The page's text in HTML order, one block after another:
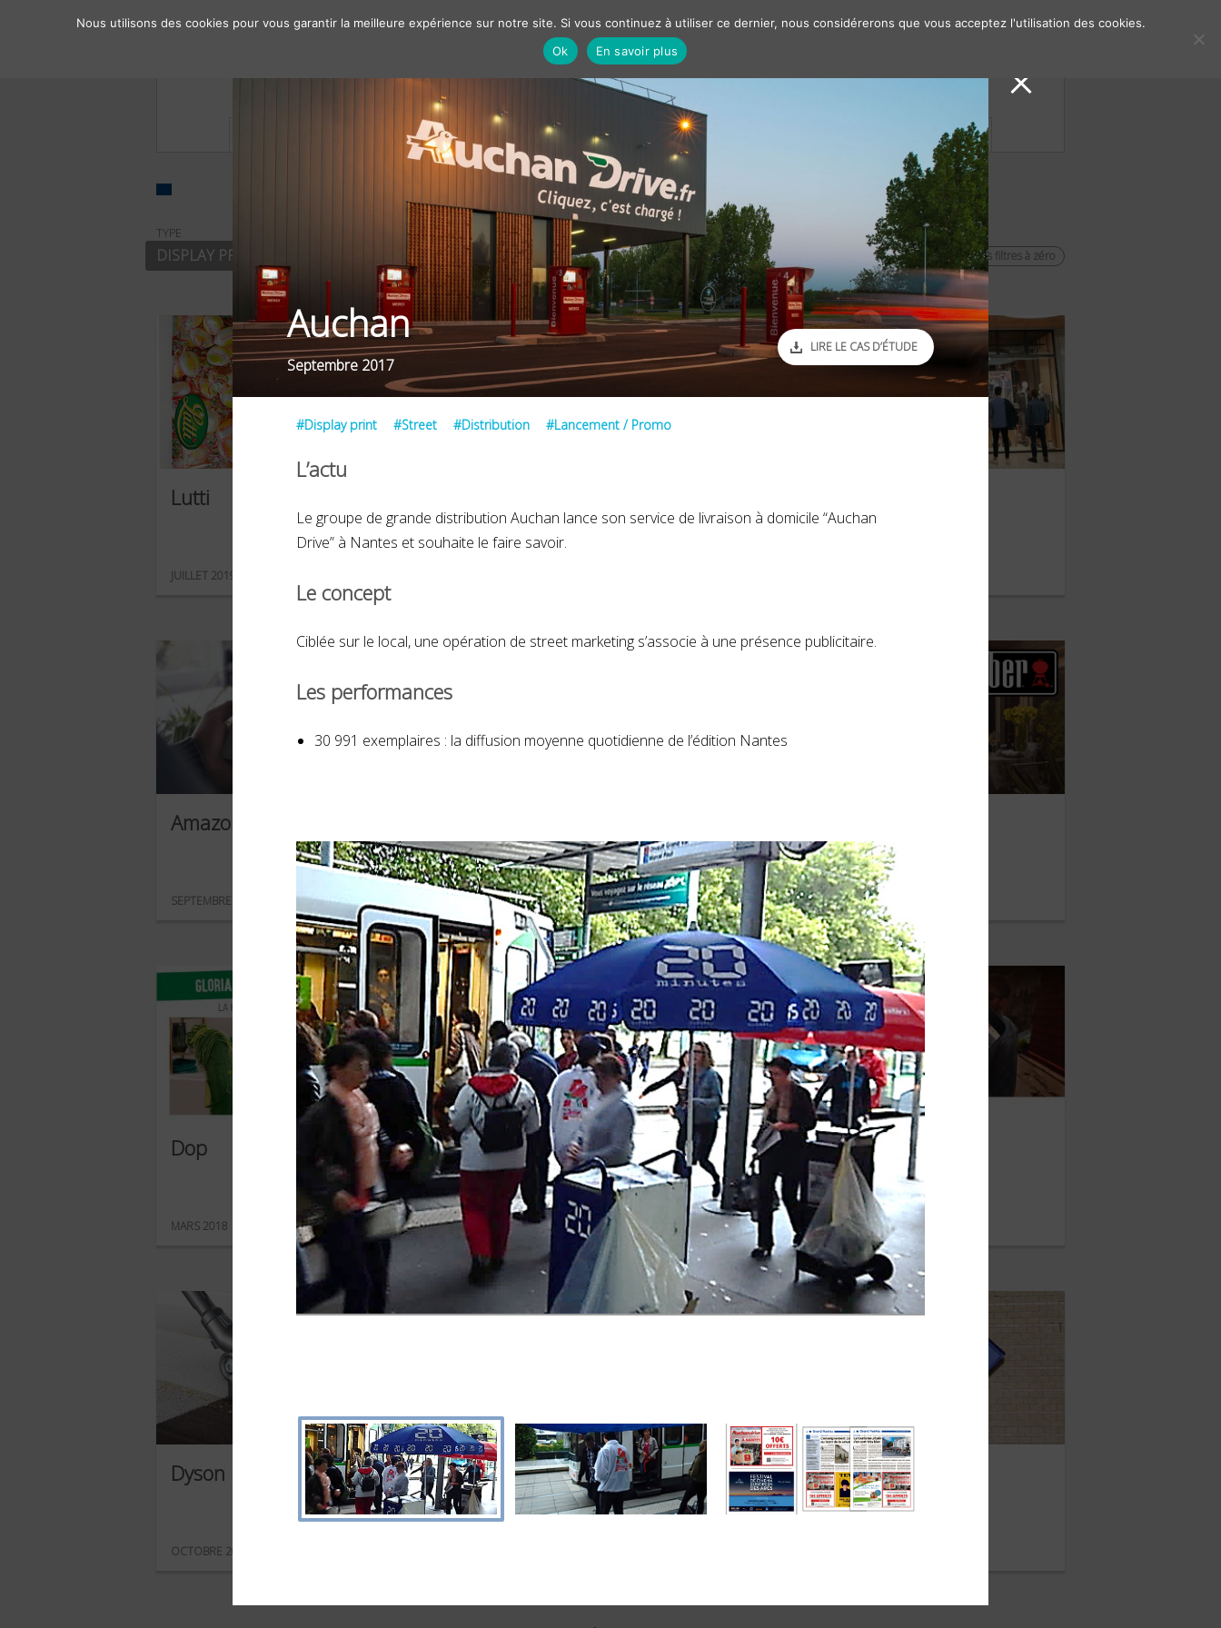
Nos solutions Best cases Marketing Contacts
TYPE
DISPLAY PRINT DISTRIBUTION
OBJECTIF
LANCEMENT / PROMO remettre les filtres à zéro
Lutti
JUILLET 2019
Amazon Prime
SEPTEMBRE 2018 MAI 2018 MAI 2018
Dop
MARS 2018
Picard
JANVIER 2018
Asus
JANVIER 2018
Dyson
OCTOBRE 2017
Auchan
Auchan
Septembre 2017
LIRE LE CAS D’ÉTUDE
#Display print #Street #Distribution #Lancement / Promo
L’actu
Le groupe de grande distribution Auchan lance son service de livraison à domicile “Auchan
Drive” à Nantes et souhaite le faire savoir.
Le concept
Ciblée sur le local, une opération de street marketing s’associe à une présence publicitaire.
Les performances
30 991 exemplaires : la diffusion moyenne quotidienne de l’édition Nantes
Carrefour
Nous utilisons des cookies pour vous garantir la meilleure expérience sur notre site. Si vous continuez à utiliser ce dernier, nous considérerons que vous acceptez l'utilisation des cookies.
Ok
En savoir plus